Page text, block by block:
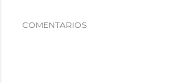
COMENTARIOS